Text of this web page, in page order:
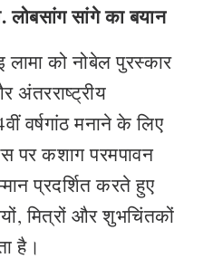
लोबसांग सांगे का बयान
को नोबेल पुरस्कार
अंतरराष्ट्रीय
वर्षगांठ मनाने के लिए
पर कशाग परमपावन
प्रदर्शित करते हुए
मित्रों और शुभचिंतकों
है।